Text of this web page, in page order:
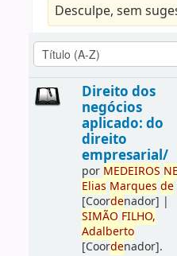
Desculpe, sem
Direito dos
negócios
aplicado: do
direito
empresarial/
por MEDEIROS
Elias Marques de
[Coordenador] |
SIMÃO FILHO,
Adalberto
[Coordenador].